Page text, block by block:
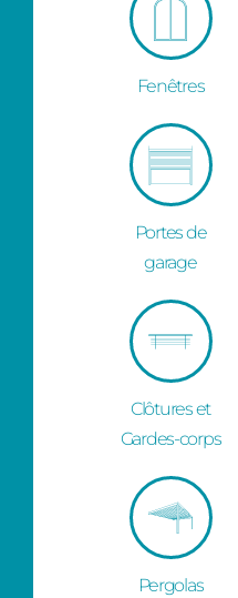
Fenêtres
Portes de
garage
Clôtures et
Gardes-corps
Pergolas